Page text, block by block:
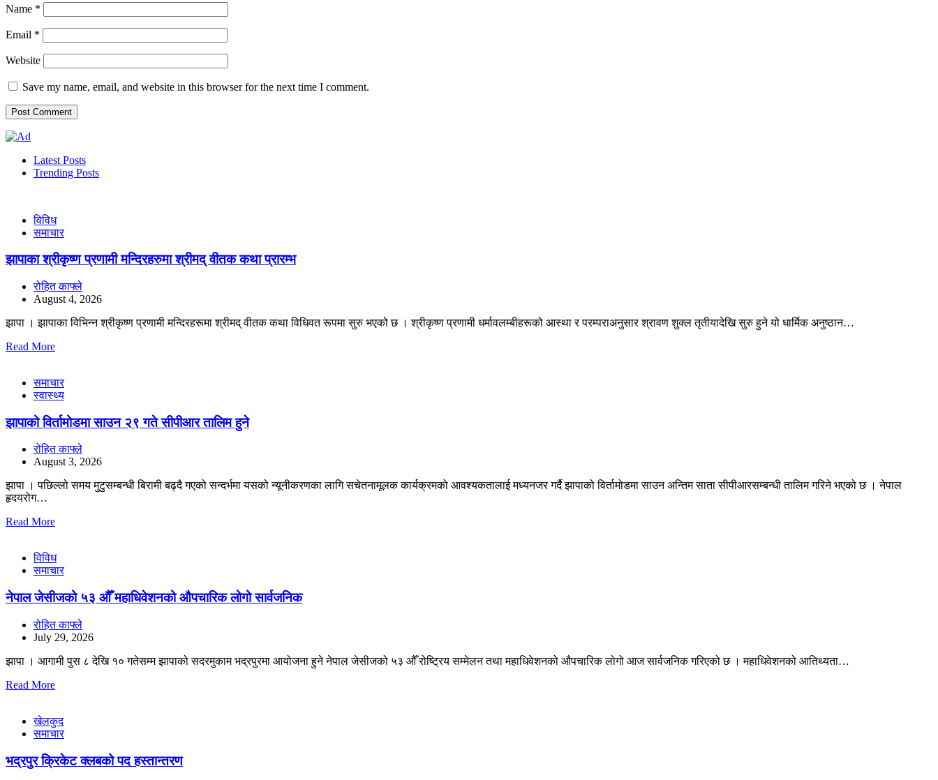
Name *
Email *
Website
Save my name, email, and website in this browser for the next time I comment.
Latest Posts
Trending Posts
विविध
समाचार
झापाका श्रीकृष्ण प्रणामी मन्दिरहरुमा श्रीमद् वीतक कथा प्रारम्भ
रोहित काफ्ले
August 4, 2026
झापा । झापाका विभिन्न श्रीकृष्ण प्रणामी मन्दिरहरूमा श्रीमद् वीतक कथा विधिवत रूपमा सुरु भएको छ । श्रीकृष्ण प्रणामी धर्मावलम्बीहरूको आस्था र परम्पराअनुसार श्रावण शुक्ल तृतीयादेखि सुरु हुने यो धार्मिक अनुष्ठान…
Read More
समाचार
स्वास्थ्य
झापाको विर्तामोडमा साउन २९ गते सीपीआर तालिम हुने
रोहित काफ्ले
August 3, 2026
झापा । पछिल्लो समय मुटुसम्बन्धी बिरामी बढ्दै गएको सन्दर्भमा यसको न्यूनीकरणका लागि सचेतनामूलक कार्यक्रमको आवश्यकतालाई मध्यनजर गर्दै झापाको विर्तामोडमा साउन अन्तिम साता सीपीआरसम्बन्धी तालिम गरिने भएको छ । नेपाल
हृदयरोग…
Read More
विविध
समाचार
नेपाल जेसीजको ५३ औँ महाधिवेशनको औपचारिक लोगो सार्वजनिक
रोहित काफ्ले
July 29, 2026
झापा । आगामी पुस ८ देखि १० गतेसम्म झापाको सदरमुकाम भद्रपुरमा आयोजना हुने नेपाल जेसीजको ५३ औँ रोष्ट्रिय सम्मेलन तथा महाधिवेशनको औपचारिक लोगो आज सार्वजनिक गरिएको छ । महाधिवेशनको आतिथ्यता…
Read More
खेलकुद
समाचार
भद्रपुर क्रिकेट क्लबको पद हस्तान्तरण